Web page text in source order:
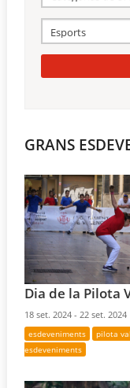
GRANS
Dia de la Pilota
18 set. 2024 - 22 set.
esdeveniments pilota
esdeveniments